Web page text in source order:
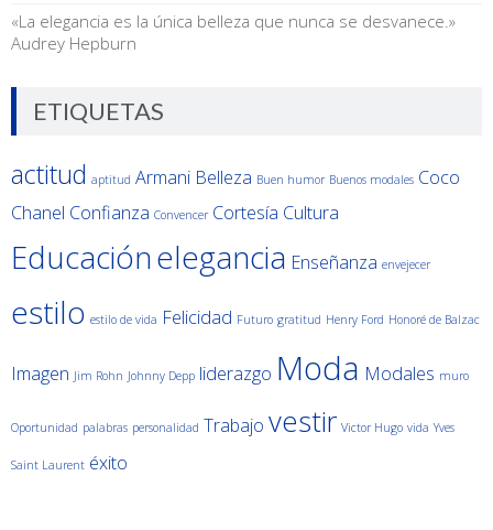
«La elegancia es la única belleza que nunca se desvanece.»
Audrey Hepburn
ETIQUETAS
actitud aptitud Armani Belleza Buen humor Buenos modales Coco
Chanel Confianza Convencer Cortesía Cultura
Educaciónelegancia Enseñanza envejecer
estilo estilo de vida Felicidad Futuro gratitud Henry Ford Honoré de Balzac
Imagen Jim Rohn Johnny Depp liderazgo Moda Modales muro
Oportunidad palabras personalidad Trabajo vestir Victor Hugo vida Yves
Saint Laurent éxito